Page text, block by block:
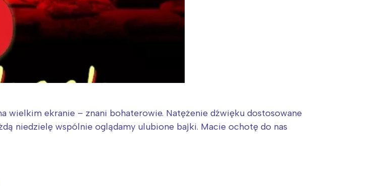
wielkim ekranie – znani bohaterowie. Natężenie dźwięku dostosowane
niedzielę wspólnie oglądamy ulubione bajki. Macie ochotę do nas